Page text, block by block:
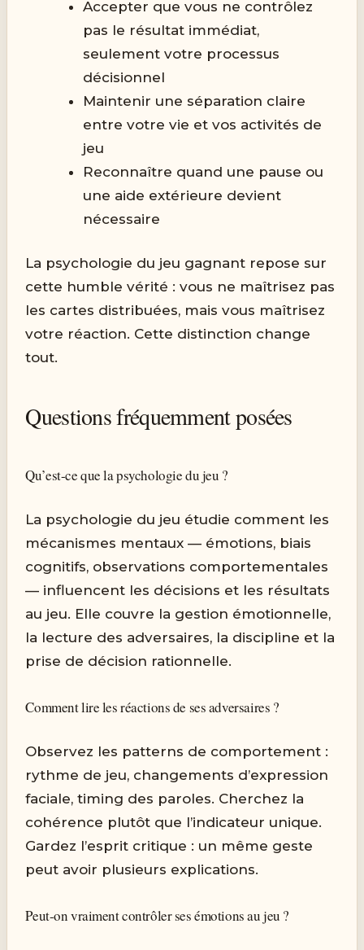
Accepter que vous ne contrôlez
pas le résultat immédiat,
seulement votre processus
décisionnel
Maintenir une séparation claire
entre votre vie et vos activités de
jeu
Reconnaître quand une pause ou
une aide extérieure devient
nécessaire
La psychologie du jeu gagnant repose sur
cette humble vérité : vous ne maîtrisez pas
les cartes distribuées, mais vous maîtrisez
votre réaction. Cette distinction change
tout.
Questions fréquemment posées
Qu’est-ce que la psychologie du jeu ?
La psychologie du jeu étudie comment les
mécanismes mentaux — émotions, biais
cognitifs, observations comportementales
— influencent les décisions et les résultats
au jeu. Elle couvre la gestion émotionnelle,
la lecture des adversaires, la discipline et la
prise de décision rationnelle.
Comment lire les réactions de ses adversaires ?
Observez les patterns de comportement :
rythme de jeu, changements d’expression
faciale, timing des paroles. Cherchez la
cohérence plutôt que l’indicateur unique.
Gardez l’esprit critique : un même geste
peut avoir plusieurs explications.
Peut-on vraiment contrôler ses émotions au jeu ?